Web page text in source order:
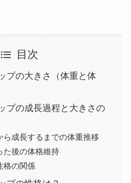
目次
プの大きさ（体重と体
プの成長過程と大きさの
ら成長するまでの体重推移
た後の体格維持
格の関係